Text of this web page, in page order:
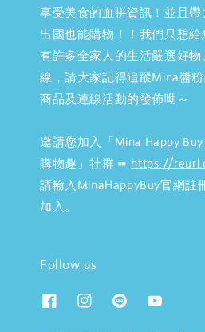
享受美食的血拼資訊！並且
出國也能購物！！我們只想
有許多全家人的生活嚴選好
線，請大家記得追蹤Mina醬
商品及連線活動的發佈呦～
邀請您加入「Mina Happy
購物趣」社群 ➠ https://
請輸入MinaHappyBuy官網註
加入。
Follow us